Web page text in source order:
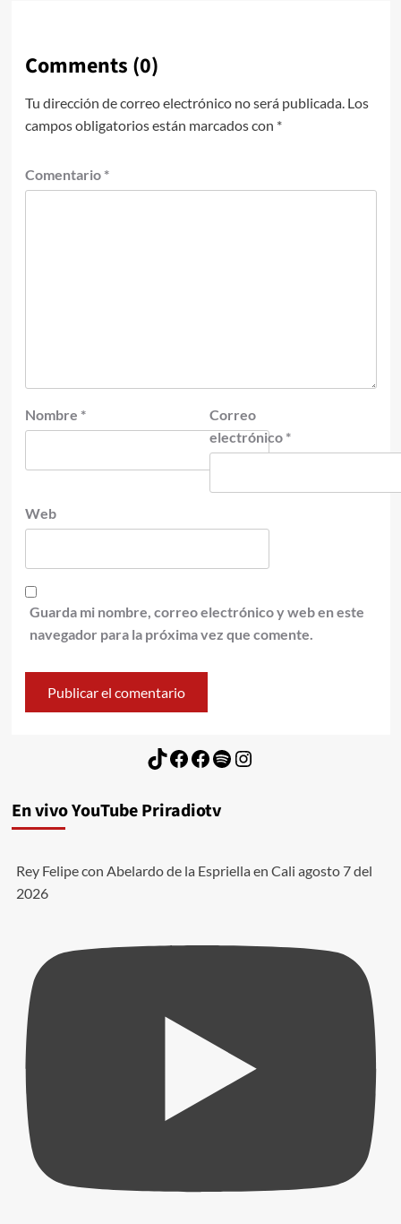
Comments (0)
Tu dirección de correo electrónico no será publicada. Los
campos obligatorios están marcados con *
Comentario *
Nombre *
Correo
electrónico *
Web
Guarda mi nombre, correo electrónico y web en este
navegador para la próxima vez que comente.
TikTok
Facebook
Facebook
Spotify
Instagram
En vivo YouTube Priradiotv
Rey Felipe con Abelardo de la Espriella en Cali agosto 7 del
2026